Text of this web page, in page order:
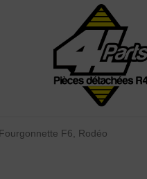
F6, Rodéo